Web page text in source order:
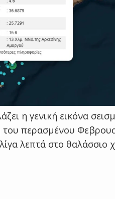
η γενική εικόνα
περασμένου
λεπτά στο